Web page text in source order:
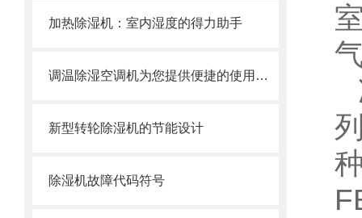
加热除湿机：室内湿度的得力助手
调温除湿空调机为您提供便捷的使用体验
新型转轮除湿机的节能设计
除湿机故障代码符号